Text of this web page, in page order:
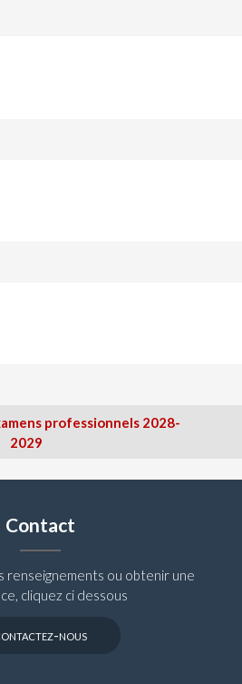
professionnels 2028-
2029
Contact
renseignements ou obtenir une
cliquez ci dessous
nous